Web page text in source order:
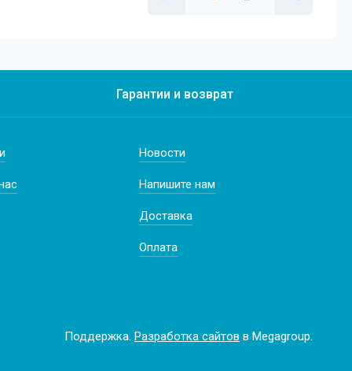
Гарантии и возврат
Новости
Напишите нам
Доставка
Оплата
Поддержка. Разработка сайтов в Megagroup.